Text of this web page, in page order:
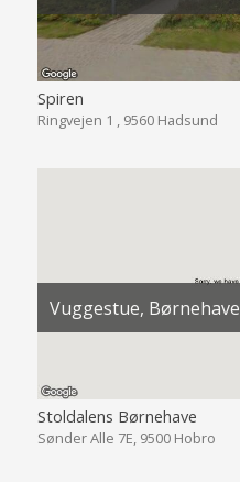
Spiren
Ringvejen 1 , 9560 Hadsund
Vuggestue, Børnehave
Stoldalens Børnehave
Sønder Alle 7E, 9500 Hobro